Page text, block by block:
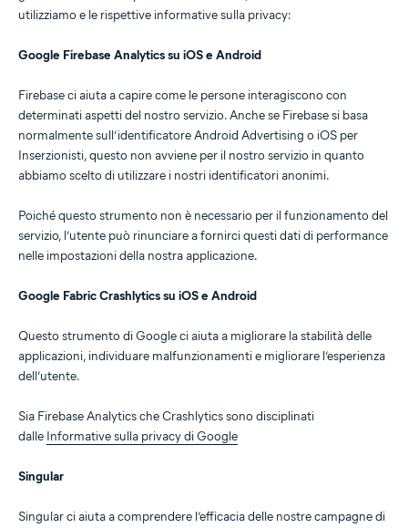
utilizziamo e le rispettive informative sulla privacy:
Google Firebase Analytics su iOS e Android
Firebase ci aiuta a capire come le persone interagiscono con
determinati aspetti del nostro servizio. Anche se Firebase si basa
normalmente sull’identificatore Android Advertising o iOS per
Inserzionisti, questo non avviene per il nostro servizio in quanto
abbiamo scelto di utilizzare i nostri identificatori anonimi.
Poiché questo strumento non è necessario per il funzionamento del
servizio, l’utente può rinunciare a fornirci questi dati di performance
nelle impostazioni della nostra applicazione.
Google Fabric Crashlytics su iOS e Android
Questo strumento di Google ci aiuta a migliorare la stabilità delle
applicazioni, individuare malfunzionamenti e migliorare l’esperienza
dell’utente.
Sia Firebase Analytics che Crashlytics sono disciplinati
dalle Informative sulla privacy di Google
Singular
Singular ci aiuta a comprendere l’efficacia delle nostre campagne di